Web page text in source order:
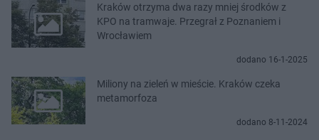
Kraków otrzyma dwa razy mniej środków z
KPO na tramwaje. Przegrał z Poznaniem i
Wrocławiem
dodano 16-1-2025
Miliony na zieleń w mieście. Kraków czeka
metamorfoza
dodano 8-11-2024